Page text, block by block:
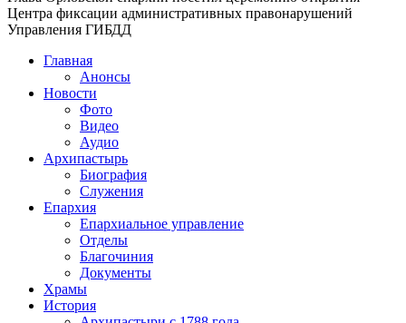
Центра фиксации административных правонарушений
Управления ГИБДД
Главная
Анонсы
Новости
Фото
Видео
Аудио
Архипастырь
Биография
Служения
Епархия
Епархиальное управление
Отделы
Благочиния
Документы
Храмы
История